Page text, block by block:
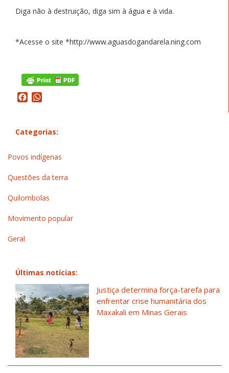
Diga não à destruição, diga sim à água e à vida.
*Acesse o site *http://www.aguasdogandarela.ning.com
Facebook
Categorias:
Povos indígenas
Questões da terra
Quilombolas
Movimento popular
Geral
Últimas notícias:
Justiça determina força-tarefa para
enfrentar crise humanitária dos
Maxakali em Minas Gerais